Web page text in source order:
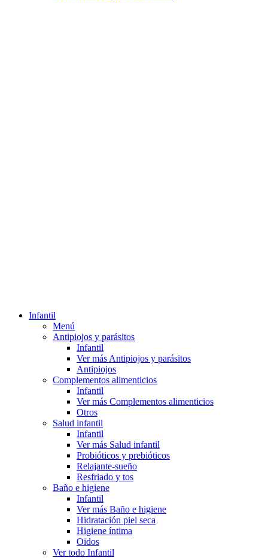
Infantil
Menú
Antipiojos y parásitos
Infantil
Ver más Antipiojos y parásitos
Antipiojos
Complementos alimenticios
Infantil
Ver más Complementos alimenticios
Otros
Salud infantil
Infantil
Ver más Salud infantil
Probióticos y prebióticos
Relajante-sueño
Resfriado y tos
Baño e higiene
Infantil
Ver más Baño e higiene
Hidratación piel seca
Higiene íntima
Oidos
Ver todo Infantil